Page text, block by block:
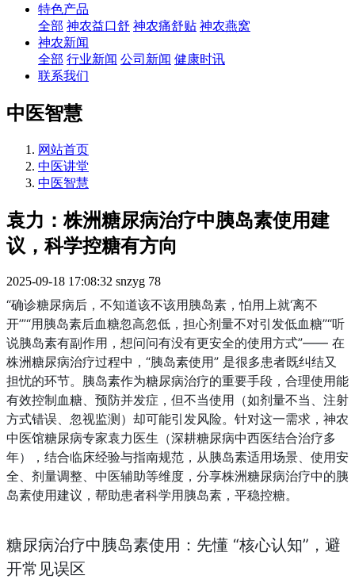
特色产品
全部 神农益口舒 神农痛舒贴 神农燕窝
神农新闻
全部 行业新闻 公司新闻 健康时讯
联系我们
中医智慧
网站首页
中医讲堂
中医智慧
袁力：株洲糖尿病治疗中胰岛素使用建
议，科学控糖有方向
2025-09-18 17:08:32 snzyg 78
“确诊糖尿病后，不知道该不该用胰岛素，怕用上就‘离不
开’”“用胰岛素后血糖忽高忽低，担心剂量不对引发低血糖”“听
说胰岛素有副作用，想问问有没有更安全的使用方式”—— 在
株洲糖尿病治疗过程中，“胰岛素使用” 是很多患者既纠结又
担忧的环节。胰岛素作为糖尿病治疗的重要手段，合理使用能
有效控制血糖、预防并发症，但不当使用（如剂量不当、注射
方式错误、忽视监测）却可能引发风险。针对这一需求，神农
中医馆糖尿病专家袁力医生（深耕糖尿病中西医结合治疗多
年），结合临床经验与指南规范，从胰岛素适用场景、使用安
全、剂量调整、中医辅助等维度，分享株洲糖尿病治疗中的胰
岛素使用建议，帮助患者科学用胰岛素，平稳控糖。
糖尿病治疗中胰岛素使用：先懂 “核心认知”，避
开常见误区